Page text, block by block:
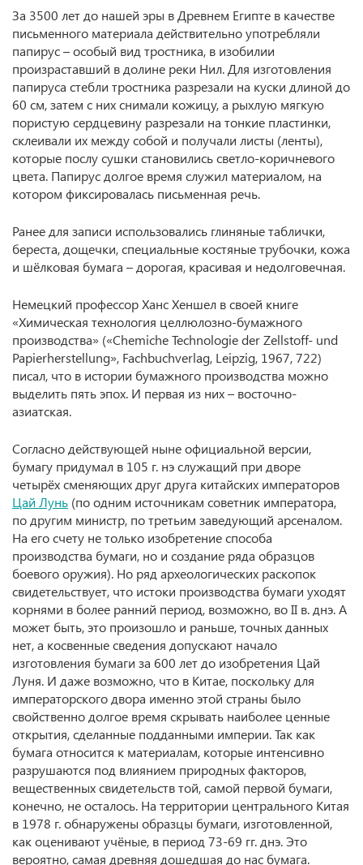
За 3500 лет до нашей эры в Древнем Египте в качестве
письменного материала действительно употребляли
папирус – особый вид тростника, в изобилии
произраставший в долине реки Нил. Для изготовления
папируса стебли тростника разрезали на куски длиной до
60 см, затем с них снимали кожицу, а рыхлую мягкую
пористую сердцевину разрезали на тонкие пластинки,
склеивали их между собой и получали листы (ленты),
которые послу сушки становились светло-коричневого
цвета. Папирус долгое время служил материалом, на
котором фиксировалась письменная речь.
Ранее для записи использовались глиняные таблички,
береста, дощечки, специальные костяные трубочки, кожа
и шёлковая бумага – дорогая, красивая и недолговечная.
Немецкий профессор Ханс Хеншел в своей книге
«Химическая технология целлюлозно-бумажного
производства» («Chemiche Technologie der Zellstoff- und
Papierherstellung», Fachbuchverlag, Leipzig, 1967, 722)
писал, что в истории бумажного производства можно
выделить пять эпох. И первая из них – восточно-
азиатская.
Согласно действующей ныне официальной версии,
бумагу придумал в 105 г. нэ служащий при дворе
четырёх сменяющих друг друга китайских императоров
Цай Лунь (по одним источникам советник императора,
по другим министр, по третьим заведующий арсеналом.
На его счету не только изобретение способа
производства бумаги, но и создание ряда образцов
боевого оружия). Но ряд археологических раскопок
свидетельствует, что истоки производства бумаги уходят
корнями в более ранний период, возможно, во II в. днэ. А
может быть, это произошло и раньше, точных данных
нет, а косвенные сведения допускают начало
изготовления бумаги за 600 лет до изобретения Цай
Луня. И даже возможно, что в Китае, поскольку для
императорского двора именно этой страны было
свойственно долгое время скрывать наиболее ценные
открытия, сделанные подданными империи. Так как
бумага относится к материалам, которые интенсивно
разрушаются под влиянием природных факторов,
вещественных свидетельств той, самой первой бумаги,
конечно, не осталось. На территории центрального Китая
в 1978 г. обнаружены образцы бумаги, изготовленной,
как оценивают учёные, в период 73-69 гг. днэ. Это
вероятно, самая древняя дошедшая до нас бумага.